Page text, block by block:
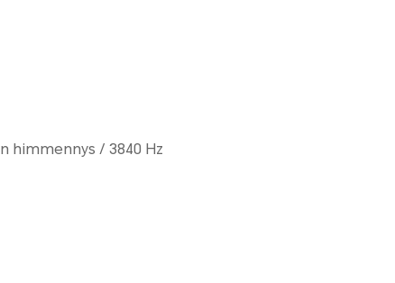
himmennys / 3840 Hz